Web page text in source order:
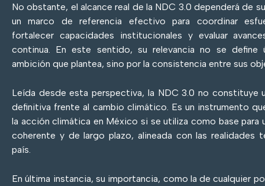
No obstante, el alcance real de la NDC 3.0 dependerá de
un marco de referencia efectivo para coordinar
fortalecer capacidades institucionales y evaluar
continua. En este sentido, su relevancia no se define
ambición que plantea, sino por la consistencia entre sus
Leída desde esta perspectiva, la NDC 3.0 no constituye
definitiva frente al cambio climático. Es un instrumento
la acción climática en México si se utiliza como base para
coherente y de largo plazo, alineada con las realidades
país.
En última instancia, su importancia, como la de cualquier